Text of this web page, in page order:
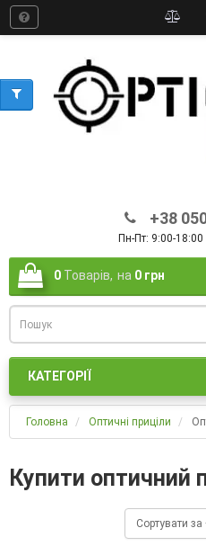
+38
Пн-Пт: 9:00-
0 Товарів, на 0 грн
КАТЕГОРІЇ
Головна Оптичні приціли
Купити оптичний
Сортувати за